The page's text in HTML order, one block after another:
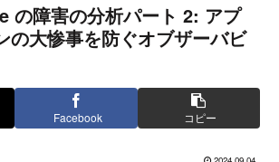
の障害の分析パート 2: アプ
の大惨事を防ぐオブザーバビ
Facebook コピー